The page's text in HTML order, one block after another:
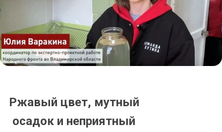
Ржавый цвет, мутный
осадок и неприятный